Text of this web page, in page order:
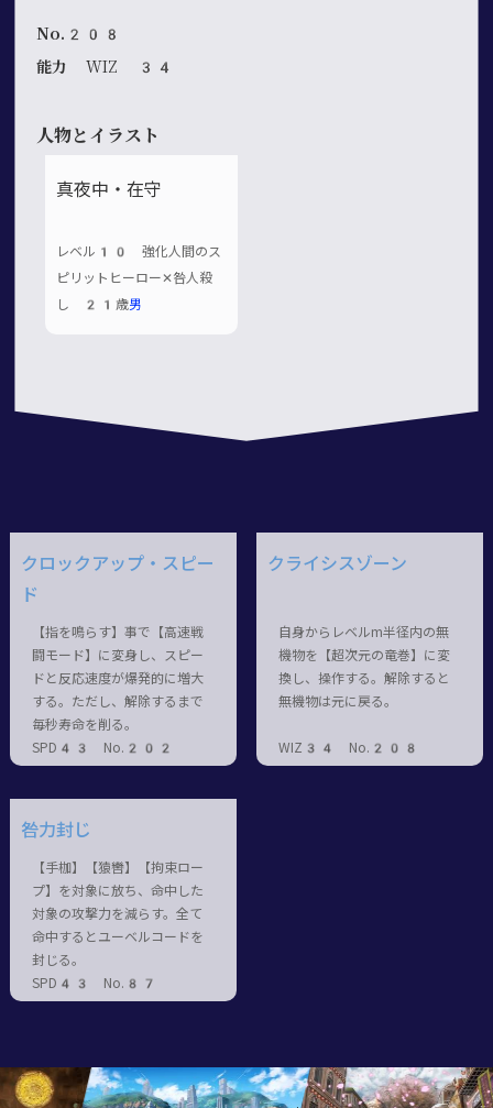
No.208
能力WIZ 34
人物とイラスト
真夜中・在守
レベル10 強化人間のス
ピリットヒーロー✕咎人殺
し 21歳男
クロックアップ・スピー
ド
【指を鳴らす】事で【高速戦
闘モード】に変身し、スピー
ドと反応速度が爆発的に増大
する。ただし、解除するまで
毎秒寿命を削る。
SPD43 No.202
クライシスゾーン
自身からレベルm半径内の無
機物を【超次元の竜巻】に変
換し、操作する。解除すると
無機物は元に戻る。
WIZ34 No.208
咎力封じ
【手枷】【猿轡】【拘束ロー
プ】を対象に放ち、命中した
対象の攻撃力を減らす。全て
命中するとユーベルコードを
封じる。
SPD43 No.87